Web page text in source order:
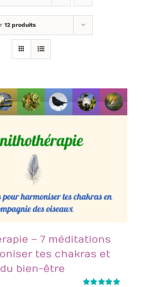
12 produits
– 7 méditations
tes chakras et
bien-être